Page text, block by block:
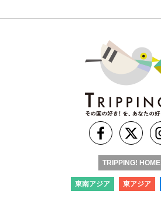
TRIPPING! HOME
東南アジア 東アジア